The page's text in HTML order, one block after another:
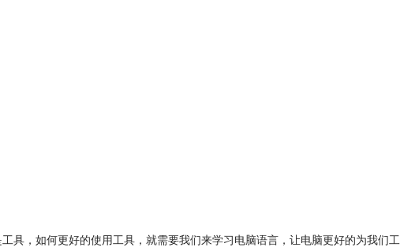
具，如何更好的使用工具，就需要我们来学习电脑语言，让电脑更好的为我们工